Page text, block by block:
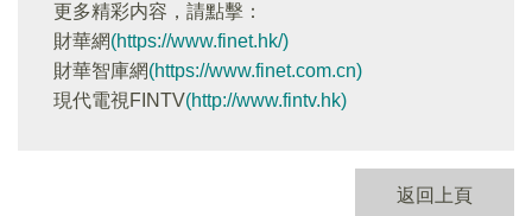
更多精彩内容，請點擊：
財華網(https://www.finet.hk/)
財華智庫網(https://www.finet.com.cn)
現代電視FINTV(http://www.fintv.hk)
返回上頁